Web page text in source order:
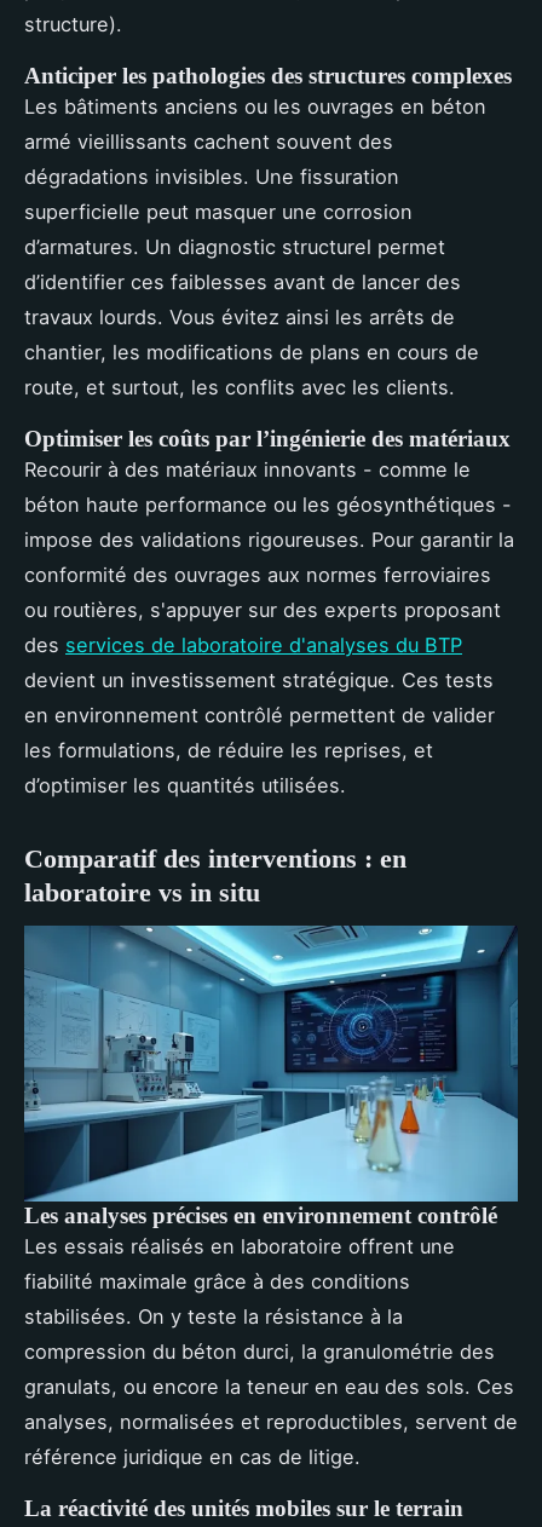
structure).
Anticiper les pathologies des structures complexes
Les bâtiments anciens ou les ouvrages en béton
armé vieillissants cachent souvent des
dégradations invisibles. Une fissuration
superficielle peut masquer une corrosion
d’armatures. Un diagnostic structurel permet
d’identifier ces faiblesses avant de lancer des
travaux lourds. Vous évitez ainsi les arrêts de
chantier, les modifications de plans en cours de
route, et surtout, les conflits avec les clients.
Optimiser les coûts par l’ingénierie des matériaux
Recourir à des matériaux innovants - comme le
béton haute performance ou les géosynthétiques -
impose des validations rigoureuses. Pour garantir la
conformité des ouvrages aux normes ferroviaires
ou routières, s'appuyer sur des experts proposant
des services de laboratoire d'analyses du BTP
devient un investissement stratégique. Ces tests
en environnement contrôlé permettent de valider
les formulations, de réduire les reprises, et
d’optimiser les quantités utilisées.
Comparatif des interventions : en
laboratoire vs in situ
Les analyses précises en environnement contrôlé
Les essais réalisés en laboratoire offrent une
fiabilité maximale grâce à des conditions
stabilisées. On y teste la résistance à la
compression du béton durci, la granulométrie des
granulats, ou encore la teneur en eau des sols. Ces
analyses, normalisées et reproductibles, servent de
référence juridique en cas de litige.
La réactivité des unités mobiles sur le terrain